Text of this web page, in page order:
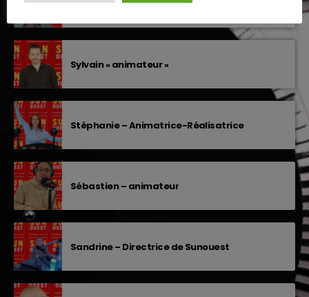
Xavier – Président
Sylvain « animateur »
Stéphanie – Animatrice-Réalisatrice
Sébastien – animateur
Sandrine – Directrice de Sunouest